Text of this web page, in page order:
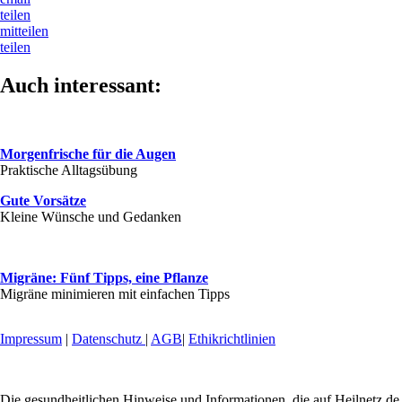
teilen
mitteilen
teilen
Auch interessant:
Morgenfrische für die Augen
Praktische Alltagsübung
Gute Vorsätze
Kleine Wünsche und Gedanken
Migräne: Fünf Tipps, eine Pflanze
Migräne minimieren mit einfachen Tipps
Impressum | Datenschutz | AGB| Ethikrichtlinien